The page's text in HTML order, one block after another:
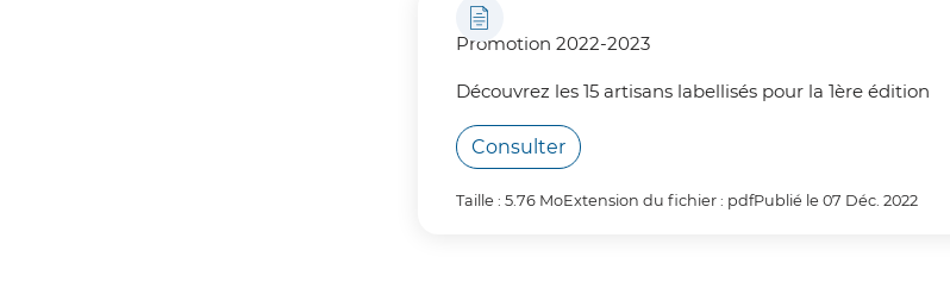
Promotion 2022-2023
Découvrez les 15 artisans labellisés pour la 1ère édition
Consulter
Taille : 5.76 MoExtension du fichier : pdfPublié le 07 Déc. 2022